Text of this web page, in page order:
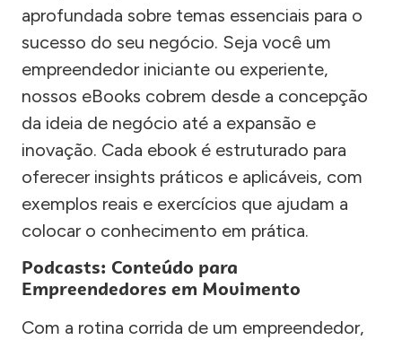
aprofundada sobre temas essenciais para o
sucesso do seu negócio. Seja você um
empreendedor iniciante ou experiente,
nossos eBooks cobrem desde a concepção
da ideia de negócio até a expansão e
inovação. Cada ebook é estruturado para
oferecer insights práticos e aplicáveis, com
exemplos reais e exercícios que ajudam a
colocar o conhecimento em prática.
Podcasts: Conteúdo para
Empreendedores em Movimento
Com a rotina corrida de um empreendedor,